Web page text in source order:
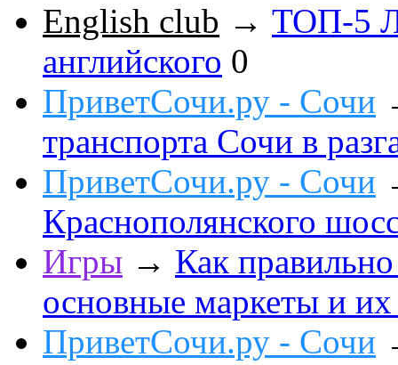
English club → ТОП-5
английского 0
ПриветСочи.ру - Сочи
транспорта Сочи в
ПриветСочи.ру - Сочи
Краснополянского
Игры → Как
основные маркеты и
ПриветСочи.ру - Сочи